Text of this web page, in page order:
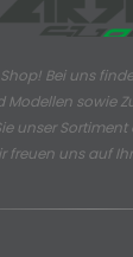
Bei uns
Modellen sowie
unser
freuen uns auf